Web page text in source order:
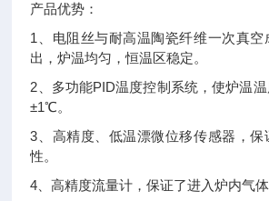
产品优势：
1、电阻丝与耐高温陶瓷纤维一次真
出，炉温均匀，恒温区稳定。
2、多功能PID温度控制系统，使炉温
±1℃。
3、高精度、低温漂微位移传感器，保
性。
4、高精度流量计，保证了进入炉内气体